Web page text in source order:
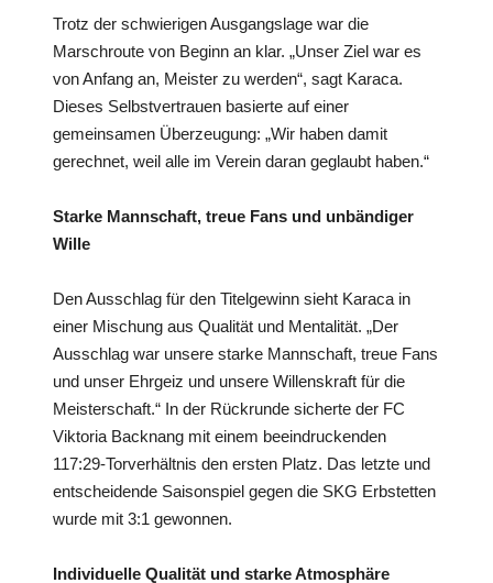
Trotz der schwierigen Ausgangslage war die
Marschroute von Beginn an klar. „Unser Ziel war es
von Anfang an, Meister zu werden“, sagt Karaca.
Dieses Selbstvertrauen basierte auf einer
gemeinsamen Überzeugung: „Wir haben damit
gerechnet, weil alle im Verein daran geglaubt haben.“
Starke Mannschaft, treue Fans und unbändiger
Wille
Den Ausschlag für den Titelgewinn sieht Karaca in
einer Mischung aus Qualität und Mentalität. „Der
Ausschlag war unsere starke Mannschaft, treue Fans
und unser Ehrgeiz und unsere Willenskraft für die
Meisterschaft.“ In der Rückrunde sicherte der FC
Viktoria Backnang mit einem beeindruckenden
117:29-Torverhältnis den ersten Platz. Das letzte und
entscheidende Saisonspiel gegen die SKG Erbstetten
wurde mit 3:1 gewonnen.
Individuelle Qualität und starke Atmosphäre